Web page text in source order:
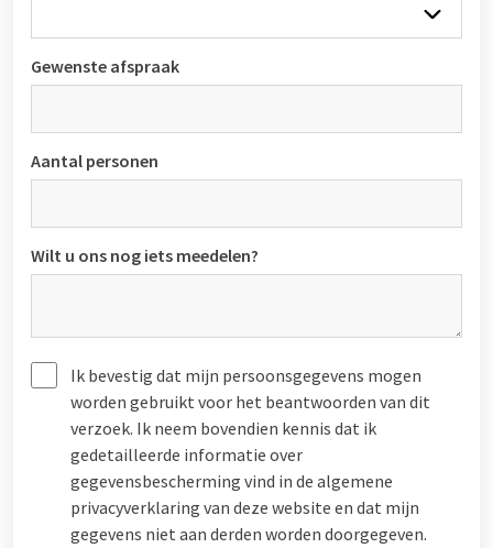
Gewenste afspraak
Aantal personen
Wilt u ons nog iets meedelen?
Ik bevestig dat mijn persoonsgegevens mogen
worden gebruikt voor het beantwoorden van dit
verzoek. Ik neem bovendien kennis dat ik
gedetailleerde informatie over
gegevensbescherming vind in de algemene
privacyverklaring van deze website en dat mijn
gegevens niet aan derden worden doorgegeven.